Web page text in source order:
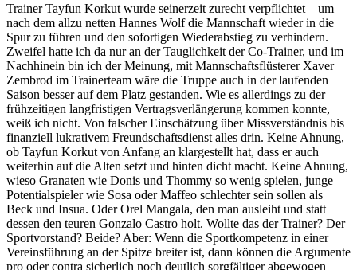
Trainer Tayfun Korkut wurde seinerzeit zurecht verpflichtet – um
nach dem allzu netten Hannes Wolf die Mannschaft wieder in die
Spur zu führen und den sofortigen Wiederabstieg zu verhindern.
Zweifel hatte ich da nur an der Tauglichkeit der Co-Trainer, und im
Nachhinein bin ich der Meinung, mit Mannschaftsflüsterer Xaver
Zembrod im Trainerteam wäre die Truppe auch in der laufenden
Saison besser auf dem Platz gestanden. Wie es allerdings zu der
frühzeitigen langfristigen Vertragsverlängerung kommen konnte,
weiß ich nicht. Von falscher Einschätzung über Missverständnis bis
finanziell lukrativem Freundschaftsdienst alles drin. Keine Ahnung,
ob Tayfun Korkut von Anfang an klargestellt hat, dass er auch
weiterhin auf die Alten setzt und hinten dicht macht. Keine Ahnung,
wieso Granaten wie Donis und Thommy so wenig spielen, junge
Potentialspieler wie Sosa oder Maffeo schlechter sein sollen als
Beck und Insua. Oder Orel Mangala, den man ausleiht und statt
dessen den teuren Gonzalo Castro holt. Wollte das der Trainer? Der
Sportvorstand? Beide? Aber: Wenn die Sportkompetenz in einer
Vereinsführung an der Spitze breiter ist, dann können die Argumente
pro oder contra sicherlich noch deutlich sorgfältiger abgewogen